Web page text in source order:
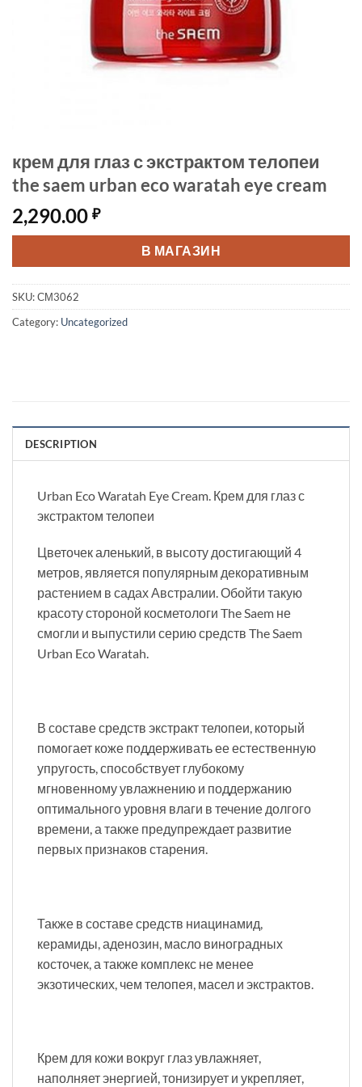
крем для глаз с экстрактом телопеи
the saem urban eco waratah eye cream
2,290.00 ₽
В МАГАЗИН
SKU:СМ3062
Category: Uncategorized
DESCRIPTION
Urban Eco Waratah Eye Cream. Крем для глаз с
экстрактом телопеи
Цветочек аленький, в высоту достигающий 4
метров, является популярным декоративным
растением в садах Австралии. Обойти такую
красоту стороной косметологи The Saem не
смогли и выпустили серию средств The Saem
Urban Eco Waratah.
В составе средств экстракт телопеи, который
помогает коже поддерживать ее естественную
упругость, способствует глубокому
мгновенному увлажнению и поддержанию
оптимального уровня влаги в течение долгого
времени, а также предупреждает развитие
первых признаков старения.
Также в составе средств ниацинамид,
керамиды, аденозин, масло виноградных
косточек, а также комплекс не менее
экзотических, чем телопея, масел и экстрактов.
Крем для кожи вокруг глаз увлажняет,
наполняет энергией, тонизирует и укрепляет,